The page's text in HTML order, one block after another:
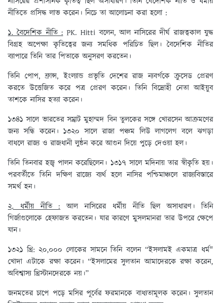
নীতিতে প্রসিদ্ধ লাভ করেন। নিচে তা আলোচনা করা হলো :
১. বৈদেশিক নীতি :PK. Hitti বলেন, আল নাসিরের দীর্ঘ রাজত্বকাল যুদ্ধ
বিগ্রহ অপেক্ষা কৃতিত্বের জন্য সমধিক পরিচিত ছিল। বৈদেশিক নীতির
ব্যাপারে তিনি তার পিতাকে অনুসরণ করতেন।
তিনি পোপ, ফ্রান্স, ইংল্যান্ড প্রভৃতি দেশের রাজ ন্যবর্গকে ক্রুসেড প্রেরণ
করতে উত্তেজিত করে পত্র প্রেরণ করেন। তিনি বিদ্রোহী নেতা আইয়ুব
তাশকে নাসির হত্যা করেন।
১৩৪১ সালে ভারতের সম্রাট মুহাম্মদ বিন তুলকের সঙ্গে খোরসেন আক্রমণের
জন্য সন্ধি করেন। ১৩২০ সালে রাজা পঞ্চম লিউ লাগলেগ বলে ঝগড়া
বাধলে রাজ্য ও রাজধানী লুন্ঠন করে আগুন দিয়ে পুড়ে দেওয়া হল।
তিনি তিনবার হজ্ব পালন করেছিলেন। ১৩১৭ সালে মদিনায় তার স্বীকৃতি হয়।
পরবর্তীতে তিনি দক্ষিণ রাজ্যে ব্যর্থ হলে নাসির পশ্চিমাঞ্চলে রাজ্যবিস্তারে
সমর্থ হন।
২. ধর্মীয় নীতি :আল নাসিরের ধর্মীয় নীতি ছিল অসাধারণ। তিনি
গির্জাগুলোকে হেফাজত করতেন। যার কারণে মুসলমানরা তার উপরে ক্ষেপে
যান।
১৩২১ খ্রি: ২০,০০০ লোকের সামনে তিনি বলেন “ইসলামই একমাত্র ধর্ম"
খোদা এটাকে রক্ষা করেন। “ইসলামের সুলতান আমাদেরকে রক্ষা করেন,
অবিশ্বাস্য খ্রিস্টানদেরকে নয়।”
জনমতের চাপে পড়ে মসির পূর্বের ফরমানকে বাধ্যতামূলক করেন। সুলতান